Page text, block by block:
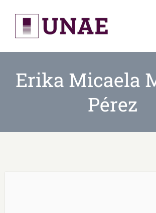
content
Erika Micaela
Pérez